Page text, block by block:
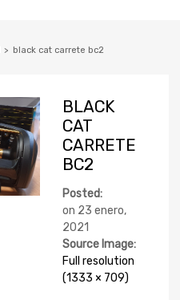
> black cat carrete bc2
BLACK
CAT
CARRETE
BC2
Posted:
on 23 enero,
2021
Source Image:
Full resolution
(1333 × 709)